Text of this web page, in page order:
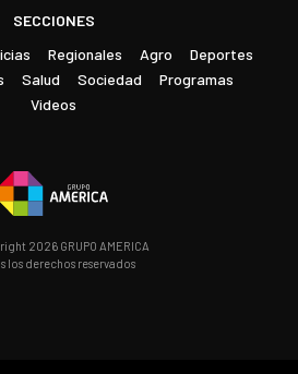
SECCIONES
Regionales Agro
Deportes
Salud Sociedad
Programas
Videos
2026 GRUPO AMERICA
los derechos reservados